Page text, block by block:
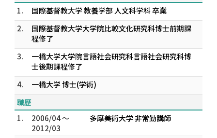
1.
国際基督教大学 教養学部 人文科学科 卒業
2.
国際基督教大学大学院比較文化研究科博士前期課
程修了
3.
一橋大学大学院言語社会研究科言語社会研究科博
士後期課程修了
4.
一橋大学 博士(学術)
職歴
1.
2006/04 ～
2012/03
多摩美術大学 非常勤講師